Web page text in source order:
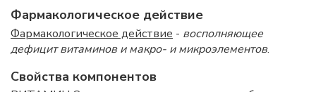
Фармакологическое действие
Фармакологическое действие - восполняющее
дефицит витаминов и макро- и микроэлементов.
Свойства компонентов